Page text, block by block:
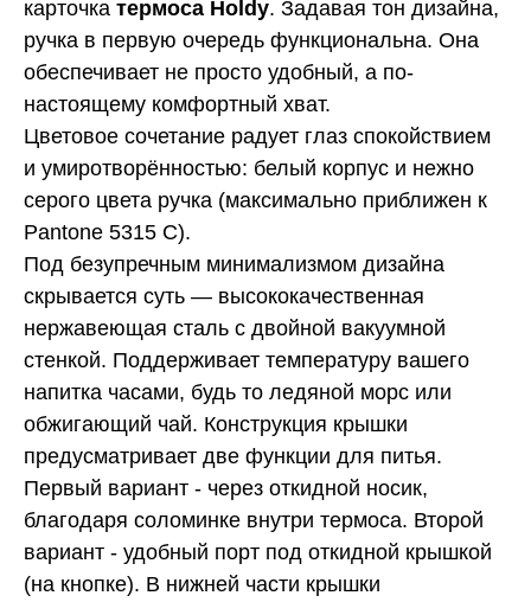
карточка термоса Holdy. Задавая тон дизайна,
ручка в первую очередь функциональна. Она
обеспечивает не просто удобный, а по-
настоящему комфортный хват.
Цветовое сочетание радует глаз спокойствием
и умиротворённостью: белый корпус и нежно
серого цвета ручка (максимально приближен к
Pantone 5315 C).
Под безупречным минимализмом дизайна
скрывается суть — высококачественная
нержавеющая сталь с двойной вакуумной
стенкой. Поддерживает температуру вашего
напитка часами, будь то ледяной морс или
обжигающий чай. Конструкция крышки
предусматривает две функции для питья.
Первый вариант - через откидной носик,
благодаря соломинке внутри термоса. Второй
вариант - удобный порт под откидной крышкой
(на кнопке). В нижней части крышки